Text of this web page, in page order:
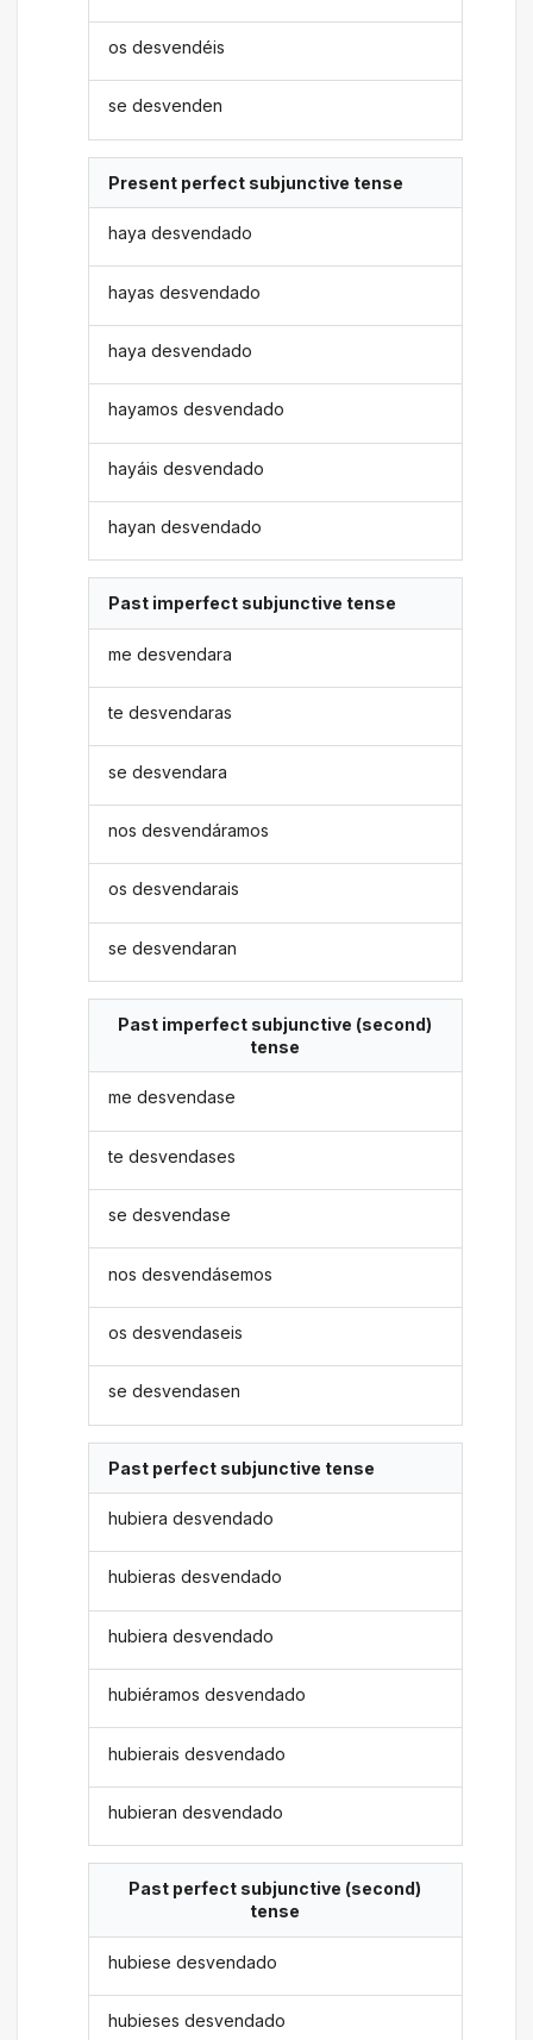
os desvendéis
se desvenden
Present perfect subjunctive tense
haya desvendado
hayas desvendado
haya desvendado
hayamos desvendado
hayáis desvendado
hayan desvendado
Past imperfect subjunctive tense
me desvendara
te desvendaras
se desvendara
nos desvendáramos
os desvendarais
se desvendaran
Past imperfect subjunctive (second)
tense
me desvendase
te desvendases
se desvendase
nos desvendásemos
os desvendaseis
se desvendasen
Past perfect subjunctive tense
hubiera desvendado
hubieras desvendado
hubiera desvendado
hubiéramos desvendado
hubierais desvendado
hubieran desvendado
Past perfect subjunctive (second)
tense
hubiese desvendado
hubieses desvendado